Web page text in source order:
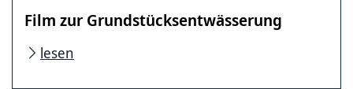
Film zur Grundstücksentwässerung
lesen